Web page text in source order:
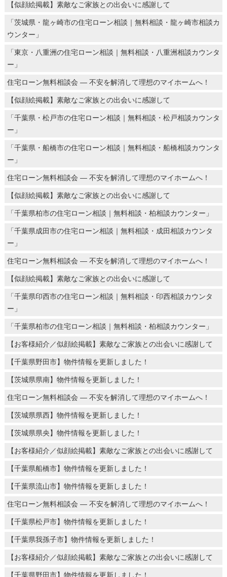
【似顔絵掲載】素敵なご家族との出会いに感謝して
「茨城県・龍ヶ崎市の住宅ローン相談｜無料相談・龍ヶ崎市相談カ
ウンター」
「東京・八重洲の住宅ローン相談｜無料相談・八重洲相談カウンタ
ー」
住宅ローン無料相談会 ― 不安を解消して理想のマイホームへ！
【似顔絵掲載】素敵なご家族との出会いに感謝して
「千葉県・松戸市の住宅ローン相談｜無料相談・松戸相談カウンタ
ー」
「千葉県・船橋市の住宅ローン相談｜無料相談・船橋相談カウンタ
ー」
住宅ローン無料相談会 ― 不安を解消して理想のマイホームへ！
【似顔絵掲載】素敵なご家族との出会いに感謝して
「千葉県柏市の住宅ローン相談｜無料相談・柏相談カウンター」
「千葉県成田市の住宅ローン相談｜無料相談・成田相談カウンタ
ー」
住宅ローン無料相談会 ― 不安を解消して理想のマイホームへ！
【似顔絵掲載】素敵なご家族との出会いに感謝して
「千葉県印西市の住宅ローン相談｜無料相談・印西相談カウンタ
ー」
「千葉県柏市の住宅ローン相談｜無料相談・柏相談カウンター」
【お客様紹介／似顔絵掲載】素敵なご家族との出会いに感謝して
【千葉県野田市】物件情報を更新しました！
【茨城県県南】物件情報を更新しました！
住宅ローン無料相談会 ― 不安を解消して理想のマイホームへ！
【茨城県県西】物件情報を更新しました！
【茨城県県央】物件情報を更新しました！
【お客様紹介／似顔絵掲載】素敵なご家族との出会いに感謝して
【千葉県船橋市】物件情報を更新しました！
【千葉県流山市】物件情報を更新しました！
住宅ローン無料相談会 ― 不安を解消して理想のマイホームへ！
【千葉県松戸市】物件情報を更新しました！
【千葉県我孫子市】物件情報を更新しました！
【お客様紹介／似顔絵掲載】素敵なご家族との出会いに感謝して
【千葉県野田市】物件情報を更新しました！